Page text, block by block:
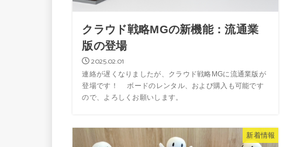
クラウド戦略MGの新機能：流通業
版の登場
2025.02.01
連絡が遅くなりましたが、クラウド戦略MGに流通業版が
登場です！ ボードのレンタル、および購入も可能です
ので、よろしくお願いします。
新着情報